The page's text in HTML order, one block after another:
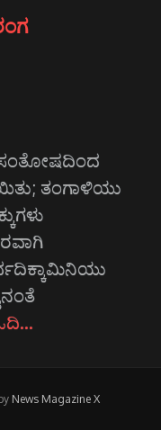
ತಂಗಾಳಿಯು
News Magazine X